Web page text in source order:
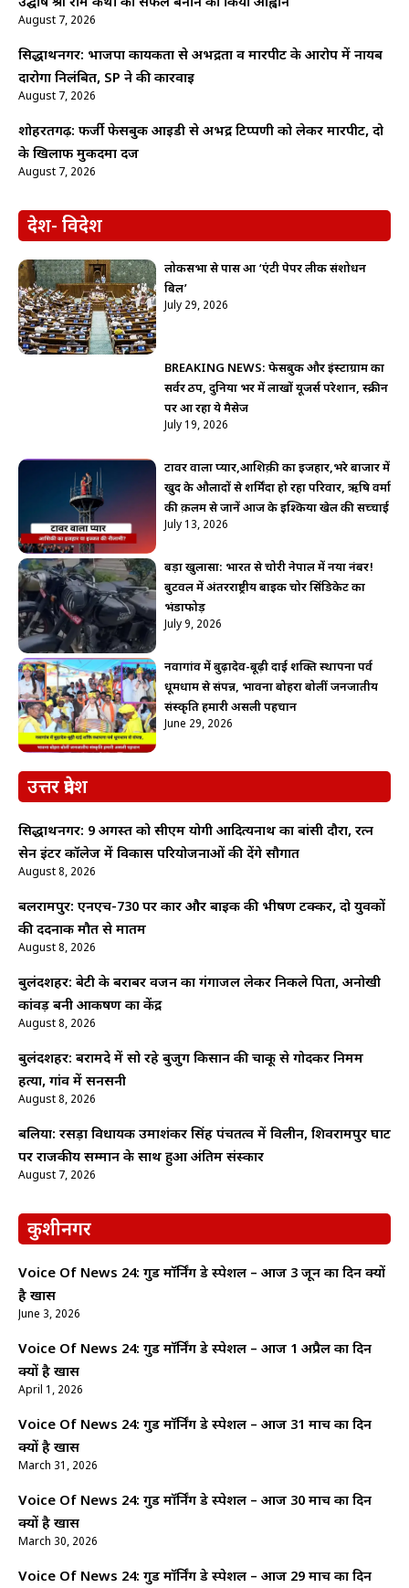
August 7, 2026
सिद्धार्थनगर: भाजपा कार्यकर्ता से अभद्रता व मारपीट के आरोप में नायब
दारोगा निलंबित, SP ने की कार्रवाई
August 7, 2026
शोहरतगढ़: फर्जी फेसबुक आईडी से अभद्र टिप्पणी को लेकर मारपीट, दो
के खिलाफ मुकदमा दर्ज
August 7, 2026
देश- विदेश
लोकसभा से पास हुआ ‘एंटी पेपर लीक संशोधन
बिल’
July 29, 2026
BREAKING NEWS: फेसबुक और इंस्टाग्राम का
सर्वर ठप, दुनिया भर में लाखों यूजर्स परेशान, स्क्रीन
पर आ रहा ये मैसेज
July 19, 2026
टावर वाला प्यार,आशिक़ी का इजहार,भरे बाजार में
खुद के औलादों से शर्मिंदा हो रहा परिवार, ऋषि वर्मा
की क़लम से जानें आज के इश्किया खेल की सच्चाई
July 13, 2026
बड़ा खुलासा: भारत से चोरी नेपाल में नया नंबर!
बुटवल में अंतरराष्ट्रीय बाइक चोर सिंडिकेट का
भंडाफोड़
July 9, 2026
नवागांव में बुढ़ादेव-बूढ़ी दाई शक्ति स्थापना पर्व
धूमधाम से संपन्न, भावना बोहरा बोलीं जनजातीय
संस्कृति हमारी असली पहचान
June 29, 2026
उत्तर प्रदेश
सिद्धार्थनगर: 9 अगस्त को सीएम योगी आदित्यनाथ का बांसी दौरा, रत्न
सेन इंटर कॉलेज में विकास परियोजनाओं की देंगे सौगात
August 8, 2026
बलरामपुर: एनएच-730 पर कार और बाइक की भीषण टक्कर, दो युवकों
की दर्दनाक मौत से मातम
August 8, 2026
बुलंदशहर: बेटी के बराबर वजन का गंगाजल लेकर निकले पिता, अनोखी
कांवड़ बनी आकर्षण का केंद्र
August 8, 2026
बुलंदशहर: बरामदे में सो रहे बुजुर्ग किसान की चाकू से गोदकर निर्मम
हत्या, गांव में सनसनी
August 8, 2026
बलिया: रसड़ा विधायक उमाशंकर सिंह पंचतत्व में विलीन, शिवरामपुर घाट
पर राजकीय सम्मान के साथ हुआ अंतिम संस्कार
August 7, 2026
कुशीनगर
Voice Of News 24: गुड माॅर्निंग डे स्पेशल – आज 3 जून का दिन क्यों
है खास
June 3, 2026
Voice Of News 24: गुड माॅर्निंग डे स्पेशल – आज 1 अप्रैल का दिन
क्यों है खास
April 1, 2026
Voice Of News 24: गुड माॅर्निंग डे स्पेशल – आज 31 मार्च का दिन
क्यों है खास
March 31, 2026
Voice Of News 24: गुड माॅर्निंग डे स्पेशल – आज 30 मार्च का दिन
क्यों है खास
March 30, 2026
Voice Of News 24: गुड माॅर्निंग डे स्पेशल – आज 29 मार्च का दिन